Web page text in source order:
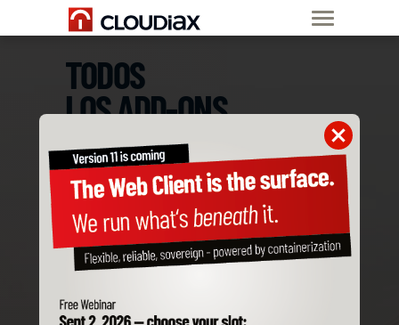
TODOS
LOS ADD-ONS
DE SAP BUSINESS ONE
SON COMPATIBLES
CON CLOUDIAX
Pide ya tu Nube